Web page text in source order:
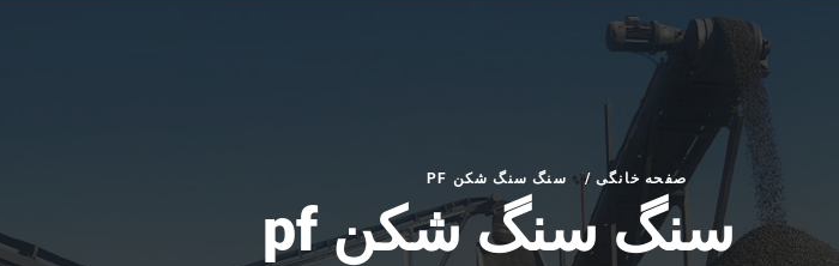
صفحه خانگی / سنگ سنگ شکن PF
سنگ سنگ شکن pf